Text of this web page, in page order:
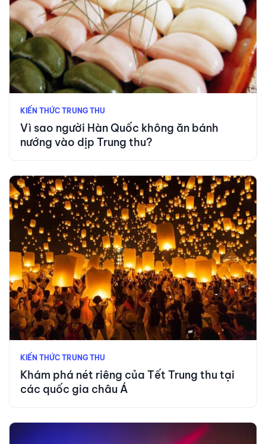
KIẾN THỨC TRUNG THU
Vì sao người Hàn Quốc không ăn bánh
nướng vào dịp Trung thu?
KIẾN THỨC TRUNG THU
Khám phá nét riêng của Tết Trung thu tại
các quốc gia châu Á